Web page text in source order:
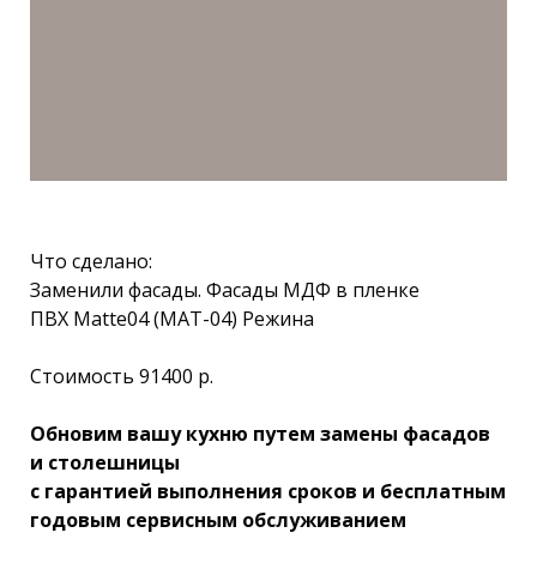
Что сделано:
Заменили фасады. Фасады МДФ в пленке
ПВХ Matte04 (МАТ-04) Режина
Стоимость 91400 р.
Обновим вашу кухню путем замены фасадов
и столешницы
с гарантией выполнения сроков и бесплатным
годовым сервисным обслуживанием